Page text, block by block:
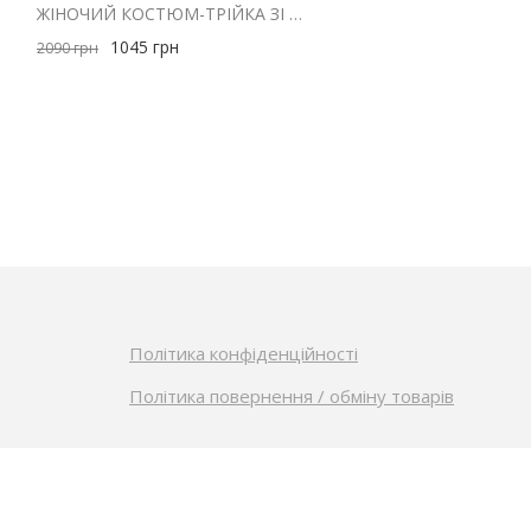
ЖІНОЧИЙ КОСТЮМ-ТРІЙКА ЗІ СПІДНИЦЕЮ САТИНОВИЙ БОРДОВОГО КОЛЬОРУ
2090грн 1045 грн
Політика конфіденційності
Політика повернення / обміну товарів